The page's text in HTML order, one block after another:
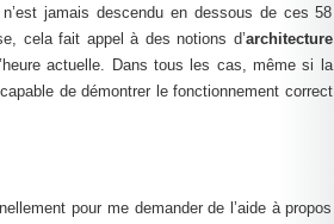
jamais descendu en dessous de ces 58
cela fait appel à des notions d’architecture
actuelle. Dans tous les cas, même si la
de démontrer le fonctionnement correct
pour me demander de l’aide à propos